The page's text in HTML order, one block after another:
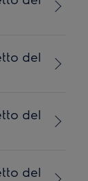
del
del
del